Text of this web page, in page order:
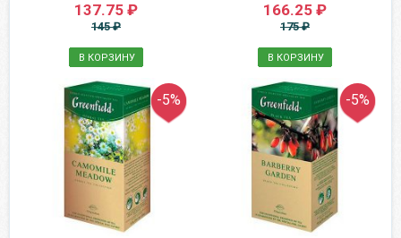
137.75 ₽
145 ₽
В КОРЗИНУ
166.25 ₽
175 ₽
В КОРЗИНУ
-5% -5%